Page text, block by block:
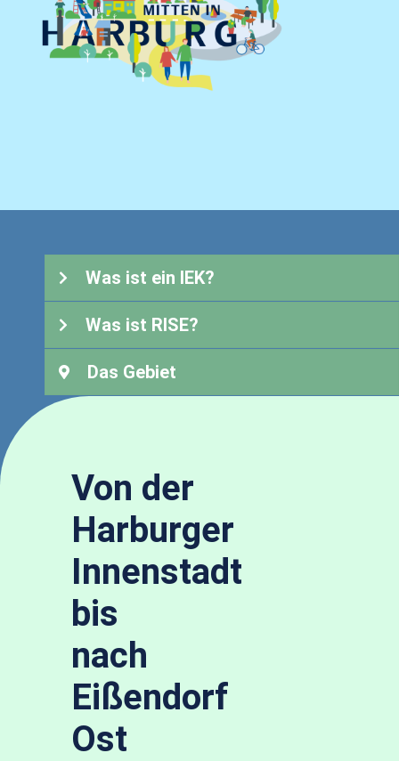
Was ist ein IEK?
Was ist RISE?
Das Gebiet
Von der
Harburger
Innenstadt
bis
nach
Eißendorf
Ost